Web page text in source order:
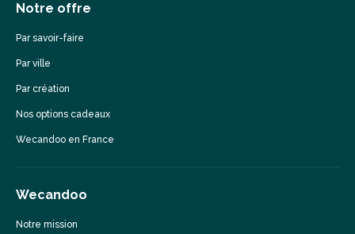
Notre offre
Par savoir-faire
Par ville
Par création
Nos options cadeaux
Wecandoo en France
Wecandoo
Notre mission